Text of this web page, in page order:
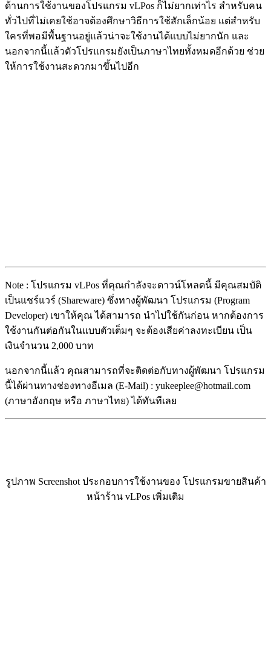
ด้านการใช้งานของโปรแกรม vLPos ก็ไม่ยากเท่าไร สำหรับคน
ทั่วไปที่ไม่เคยใช้อาจต้องศึกษาวิธีการใช้สักเล็กน้อย แต่สำหรับ
ใครที่พอมีพื้นฐานอยู่แล้วน่าจะใช้งานได้แบบไม่ยากนัก และ
นอกจากนี้แล้วตัวโปรแกรมยังเป็นภาษาไทยทั้งหมดอีกด้วย ช่วย
ให้การใช้งานสะดวกมาขึ้นไปอีก
Note : โปรแกรม vLPos ที่คุณกำลังจะดาวน์โหลดนี้ มีคุณสมบัติ
เป็นแชร์แวร์ (Shareware) ซึ่งทางผู้พัฒนา โปรแกรม (Program
Developer) เขาให้คุณ ได้สามารถ นำไปใช้กันก่อน หากต้องการ
ใช้งานกันต่อกันในแบบตัวเต็มๆ จะต้องเสียค่าลงทะเบียน เป็น
เงินจำนวน 2,000 บาท
นอกจากนี้แล้ว คุณสามารถที่จะติดต่อกับทางผู้พัฒนา โปรแกรม
นี้ได้ผ่านทางช่องทางอีเมล (E-Mail) : yukeeplee@hotmail.com
(ภาษาอังกฤษ หรือ ภาษาไทย) ได้ทันทีเลย
รูปภาพ Screenshot ประกอบการใช้งานของ โปรแกรมขายสินค้า
หน้าร้าน vLPos เพิ่มเติม